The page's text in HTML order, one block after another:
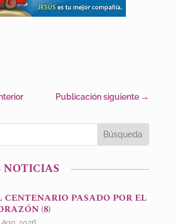
Publicación siguiente →
CENTENARIO PASADO POR EL
(8)